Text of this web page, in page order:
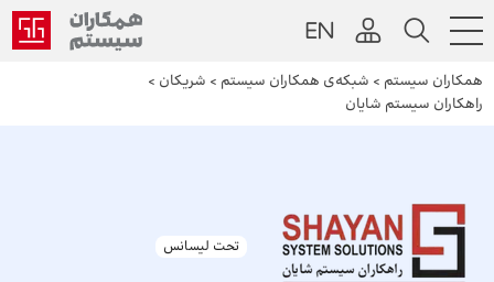
همکاران سیستم > شبکه‌ی همکاران سیستم > شریکان >
راهکاران سیستم شایان
تحت لیسانس